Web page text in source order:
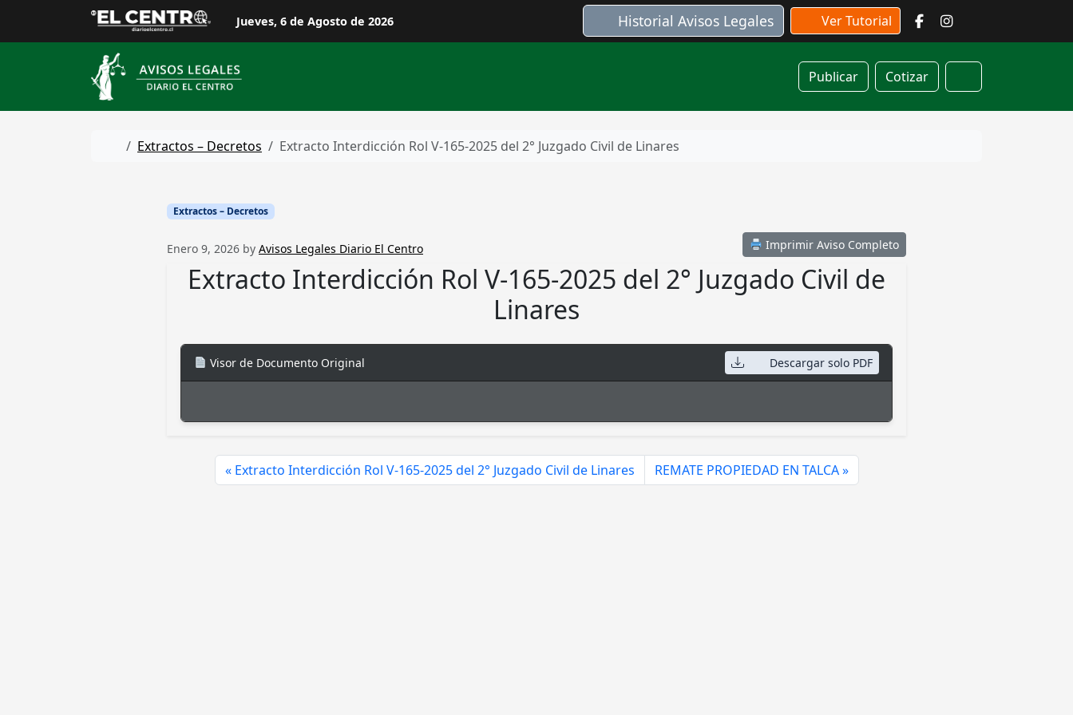
Jueves, 6 de Agosto de 2026 Historial Avisos Legales Ver Tutorial
Publicar Cotizar
Cart
Home
Extractos – Decretos Extracto Interdicción Rol V-165-2025 del 2° Juzgado Civil de Linares
Extractos – Decretos
Enero 9, 2026 by Avisos Legales Diario El Centro Imprimir Aviso Completo
Extracto Interdicción Rol V-165-2025 del 2° Juzgado Civil de
Linares
Visor de Documento Original Descargar solo PDF
Extracto Interdicción Rol V-165-2025 del 2° Juzgado Civil de Linares REMATE PROPIEDAD EN TALCA